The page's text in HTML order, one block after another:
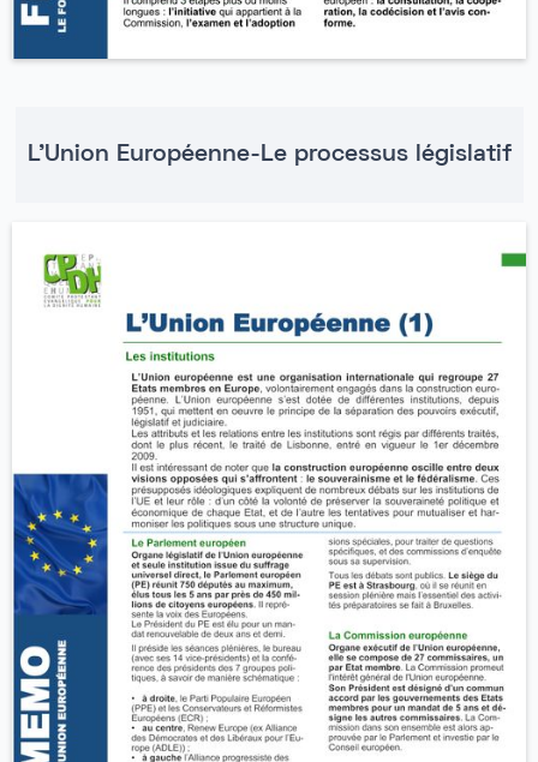
L'Union Européenne-Le processus législatif